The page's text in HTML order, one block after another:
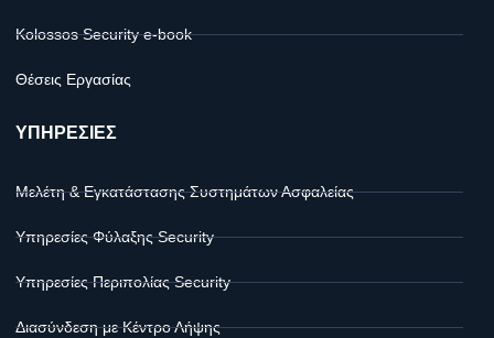
Kolossos Security e-book
Θέσεις Εργασίας
ΥΠΗΡΕΣΙΕΣ
Μελέτη & Εγκατάστασης Συστημάτων Ασφαλείας
Υπηρεσίες Φύλαξης Security
Υπηρεσίες Περιπολίας Security
Διασύνδεση με Κέντρο Λήψης